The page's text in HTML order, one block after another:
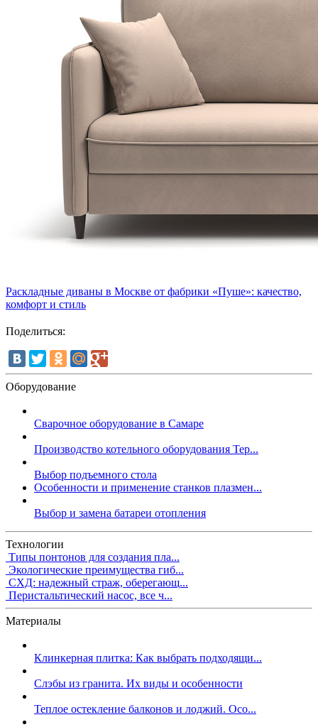
Раскладные диваны в Москве от фабрики «Пуше»: качество,
комфорт и стиль
Поделиться:
Оборудование
Сварочное оборудование в Самаре
Производство котельного оборудования Тер...
Выбор подъемного стола
Особенности и применение станков плазмен...
Выбор и замена батареи отопления
Технологии
Типы понтонов для создания пла...
Экологические преимущества гиб...
СХД: надежный страж, оберегающ...
Перистальтический насос, все ч...
Материалы
Клинкерная плитка: Как выбрать подходящи...
Слэбы из гранита. Их виды и особенности
Теплое остекление балконов и лоджий. Осо...